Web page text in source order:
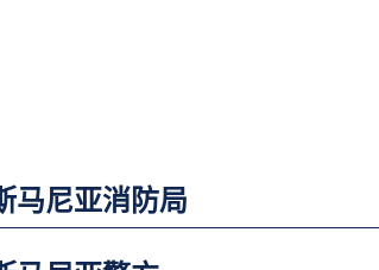
马尼亚消防局